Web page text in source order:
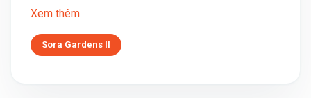
Xem thêm
Sora Gardens II